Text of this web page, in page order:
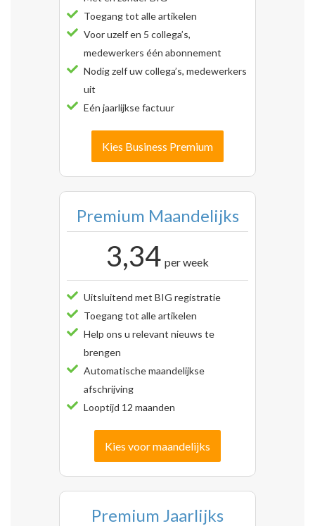
Toegang tot alle artikelen
Voor uzelf en 5 collega’s,
medewerkers één abonnement
Nodig zelf uw collega’s, medewerkers
uit
Eén jaarlijkse factuur
Kies Business Premium
Premium Maandelijks
3,34 per week
Uitsluitend met BIG registratie
Toegang tot alle artikelen
Help ons u relevant nieuws te
brengen
Automatische maandelijkse
afschrijving
Looptijd 12 maanden
Kies voor maandelijks
Premium Jaarlijks